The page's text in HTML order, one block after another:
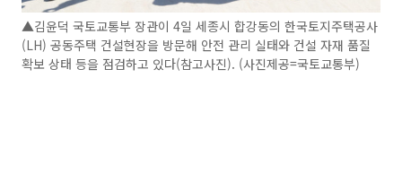
▲김윤덕 국토교통부 장관이 4일 세종시 합강동의 한국토지주택공사
(LH) 공동주택 건설현장을 방문해 안전 관리 실태와 건설 자재 품질
확보 상태 등을 점검하고 있다(참고사진). (사진제공=국토교통부)